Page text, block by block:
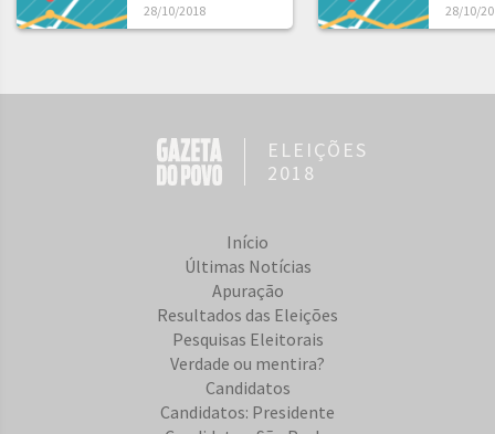
28/10/2018 28/10/
ELEIÇÕES
2018
Início
Últimas Notícias
Apuração
Resultados das Eleições
Pesquisas Eleitorais
Verdade ou mentira?
Candidatos
Candidatos: Presidente